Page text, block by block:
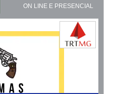
ON LINE E PRESENCIAL